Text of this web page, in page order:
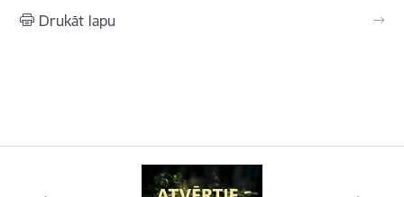
Drukāt lapu